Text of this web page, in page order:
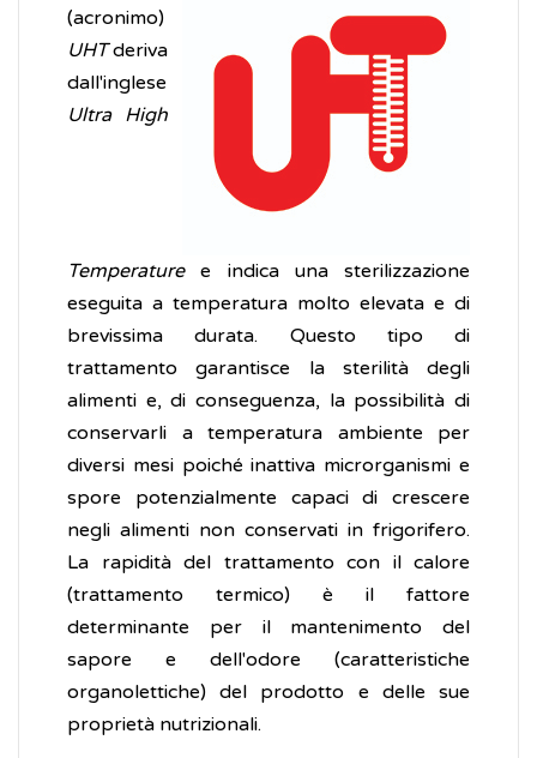
(acronimo)
UHTderiva
dall'inglese
Ultra High
Temperaturee indica una sterilizzazione
eseguita a temperatura molto elevata e di
brevissima durata. Questo tipo di
trattamento garantisce la sterilità degli
alimenti e, di conseguenza, la possibilità di
conservarli a temperatura ambiente per
diversi mesi poiché inattiva microrganismi e
spore potenzialmente capaci di crescere
negli alimenti non conservati in frigorifero.
La rapidità del trattamento con il calore
(trattamento termico) è il fattore
determinante per il mantenimento del
sapore e dell'odore (caratteristiche
organolettiche) del prodotto e delle sue
proprietà nutrizionali.